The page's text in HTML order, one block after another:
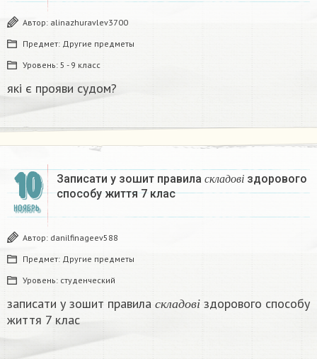
Автор: alinazhuravlev3700
Предмет: Другие предметы
Уровень: 5 - 9 класс
які є прояви судом?​
10
НОЯБРЬ
Записати у зошит правила с кл а д о в і
складові
здорового
способу життя 7 клас ​
Автор: danilfinageev588
Предмет: Другие предметы
Уровень: студенческий
записати у зошит правила с кл а д о в і
здорового способу
життя 7 клас